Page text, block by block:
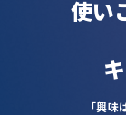
使い
「興